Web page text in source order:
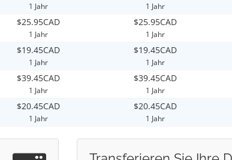
1 Jahr 1 Jahr
$25.95CAD
1 Jahr
$25.95CAD
1 Jahr
$19.45CAD
1 Jahr
$19.45CAD
1 Jahr
$39.45CAD
1 Jahr
$39.45CAD
1 Jahr
$20.45CAD
1 Jahr
$20.45CAD
1 Jahr